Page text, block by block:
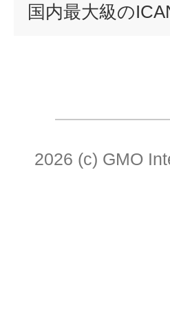
国内最大級の
2026 (c) GMO